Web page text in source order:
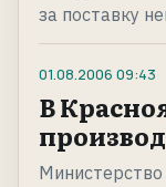
за поставку
01.08.2006 09:43
В